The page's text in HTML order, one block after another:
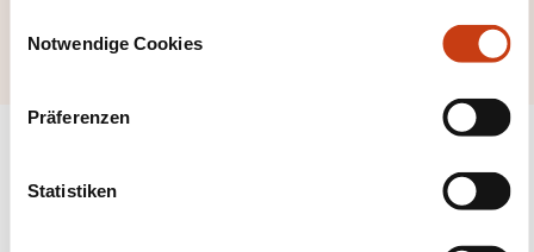
Notwendige Cookies
Präferenzen
Statistiken